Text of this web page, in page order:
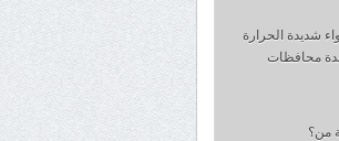
شديدة الحرارة
محافظات
من؟